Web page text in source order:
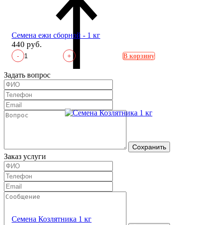
Семена ежи сборной - 1 кг
440 руб.
- + В корзину
Семена Козлятника 1 кг
Задать вопрос
Сохранить
Заказ услуги